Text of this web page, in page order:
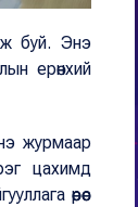
буй. Энэ
ерөнхий
журмаар
цахимд
өөрөөс